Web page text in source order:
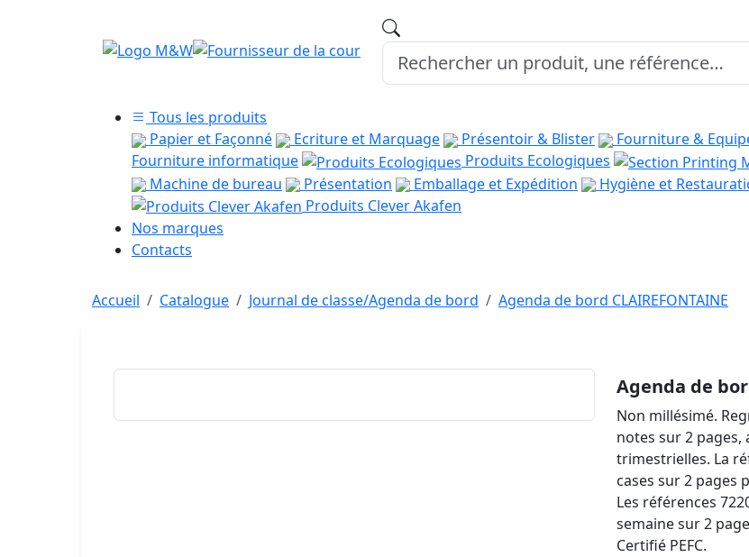
Tous les produits
Papier et Façonné
Ecriture et Marquage Présentoir & Blister Fourniture &
Fourniture informatique
Produits Ecologiques
Machine de bureau
Présentation Emballage et Expédition Hygiène et
Produits Clever Akafen
Nos marques
Contacts
Accueil Catalogue Journal de classe/Agenda de bord Agenda de bord CLAIREFONTAINE
Agenda de
Non millésimé.
notes sur 2 pages,
trimestrielles. La
cases sur 2 pages
Les références
semaine sur 2
Certifié PEFC.